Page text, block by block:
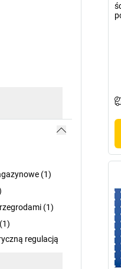
(1)
(1)
regulacją